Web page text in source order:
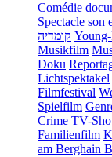
Comédie
Spectacle son
קומדיה
Musikfilm
Doku
Lichtspektakel
Filmfestival
Spielfilm
Crime TV-
Familienfilm
am Berghain